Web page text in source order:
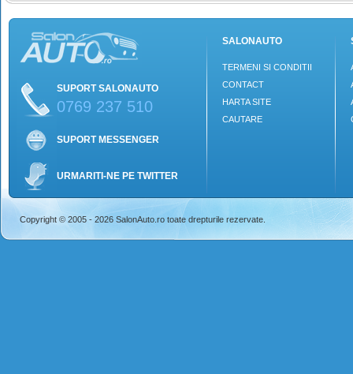
SUPORT SALONAUTO
0769 237 510
SUPORT MESSENGER
URMARITI-NE PE TWITTER
SALONAUTO
TERMENI SI CONDITII
CONTACT
HARTA SITE
CAUTARE
Copyright © 2005 - 2026 SalonAuto.ro toate drepturile rezervate.